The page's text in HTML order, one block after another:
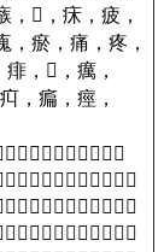
， 𤸶， 㾁， 疲，
， 瘀， 痛， 疼，
痱， 𤷂， 癘，
㽱， 㾫， 痙，
瘦， 𤸃， 疸， 㽾， 痼，
， 瘧， 痁， 瘁， 瘙， 㿋，
， 𤻱， 㿖， 痑， 痏， 𤼠，
， 疷， 㾢， 㿆， 㿑， 癮，